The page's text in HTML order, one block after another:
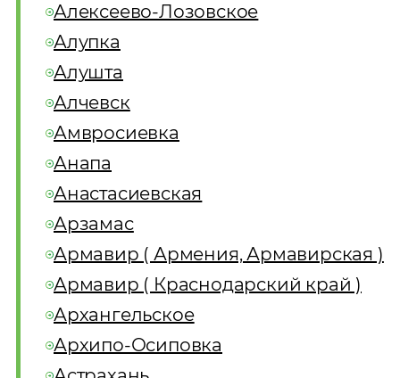
Алексеево-Лозовское
Алупка
Алушта
Алчевск
Амвросиевка
Анапа
Анастасиевская
Арзамас
Армавир ( Армения, Армавирская )
Армавир ( Краснодарский край )
Архангельское
Архипо-Осиповка